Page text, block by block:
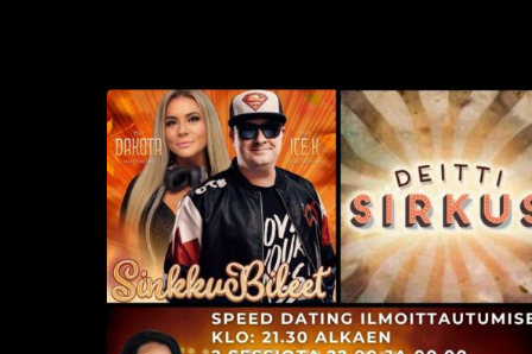
Sinkkubileet
la
19.9.2026
–
Deittisirkus
Speed
Dating,
Tulisuudelma/Hotelli